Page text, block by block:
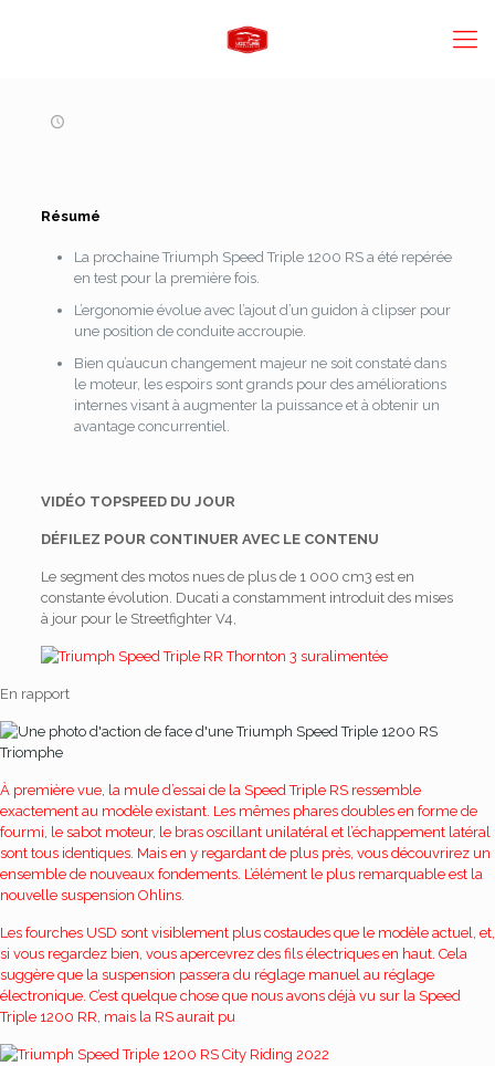
Résumé
La prochaine Triumph Speed ​​Triple 1200 RS a été repérée
en test pour la première fois.
L’ergonomie évolue avec l’ajout d’un guidon à clipser pour
une position de conduite accroupie.
Bien qu’aucun changement majeur ne soit constaté dans
le moteur, les espoirs sont grands pour des améliorations
internes visant à augmenter la puissance et à obtenir un
avantage concurrentiel.
VIDÉO TOPSPEED DU JOUR
DÉFILEZ POUR CONTINUER AVEC LE CONTENU
Le segment des motos nues de plus de 1 000 cm3 est en
constante évolution. Ducati a constamment introduit des mises
à jour pour le Streetfighter V4,
En rapport
Triomphe
À première vue, la mule d’essai de la Speed ​​Triple RS ressemble
exactement au modèle existant. Les mêmes phares doubles en forme de
fourmi, le sabot moteur, le bras oscillant unilatéral et l’échappement latéral
sont tous identiques. Mais en y regardant de plus près, vous découvrirez un
ensemble de nouveaux fondements. L’élément le plus remarquable est la
nouvelle suspension Ohlins.
Les fourches USD sont visiblement plus costaudes que le modèle actuel, et,
si vous regardez bien, vous apercevrez des fils électriques en haut. Cela
suggère que la suspension passera du réglage manuel au réglage
électronique. C’est quelque chose que nous avons déjà vu sur la Speed ​​
Triple 1200 RR, mais la RS aurait pu